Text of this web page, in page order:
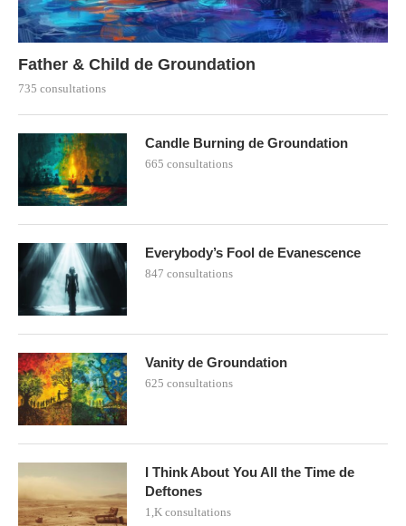
Father & Child de Groundation
735 consultations
Candle Burning de Groundation
665 consultations
Everybody’s Fool de Evanescence
847 consultations
Vanity de Groundation
625 consultations
I Think About You All the Time de
Deftones
1,K consultations